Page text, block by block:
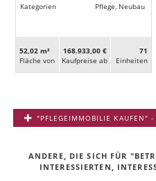
Kategorien
Pflege, Neubau
52,02 m²
Fläche von
168.933,00 €
Kaufpreise ab
71
Ein­heiten
"PFLEGEIMMOBILIE KAUFEN" -
ANDERE, DIE SICH FÜR
INTERESSIERTEN,